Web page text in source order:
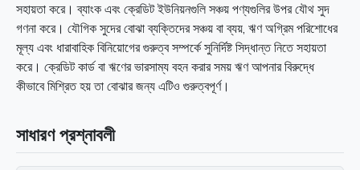
সহায়তা করে। ব্যাংক এবং ক্রেডিট ইউনিয়নগুলি সঞ্চয় পণ্যগুলির উপর যৌথ সুদ
গণনা করে। যৌগিক সুদের বোঝা ব্যক্তিদের সঞ্চয় বা ব্যয়, ঋণ অগ্রিম পরিশোধের
মূল্য এবং ধারাবাহিক বিনিয়োগের গুরুত্ব সম্পর্কে সুনির্দিষ্ট সিদ্ধান্ত নিতে সহায়তা
করে। ক্রেডিট কার্ড বা ঋণের ভারসাম্য বহন করার সময় ঋণ আপনার বিরুদ্ধে
কীভাবে মিশ্রিত হয় তা বোঝার জন্য এটিও গুরুত্বপূর্ণ।
সাধারণ প্রশ্নাবলী